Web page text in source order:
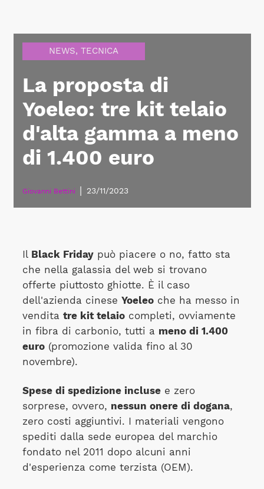
NEWS, TECNICA
La proposta di
Yoeleo: tre kit telaio
d'alta gamma a meno
di 1.400 euro
Giovanni Bettini 23/11/2023
IlBlack Fridaypuò piacere o no, fatto sta
che nella galassia del web si trovano
offerte piuttosto ghiotte. È il caso
dell'azienda cinese Yoeleoche ha messo in
vendita tre kit telaiocompleti, ovviamente
in fibra di carbonio, tutti a meno di 1.400
euro(promozione valida fino al 30
novembre).
Spese di spedizione inclusee zero
sorprese, ovvero, nessun onere di dogana,
zero costi aggiuntivi. I materiali vengono
spediti dalla sede europea del marchio
fondato nel 2011 dopo alcuni anni
d'esperienza come terzista (OEM).